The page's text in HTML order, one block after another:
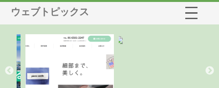
ウェブトピックス